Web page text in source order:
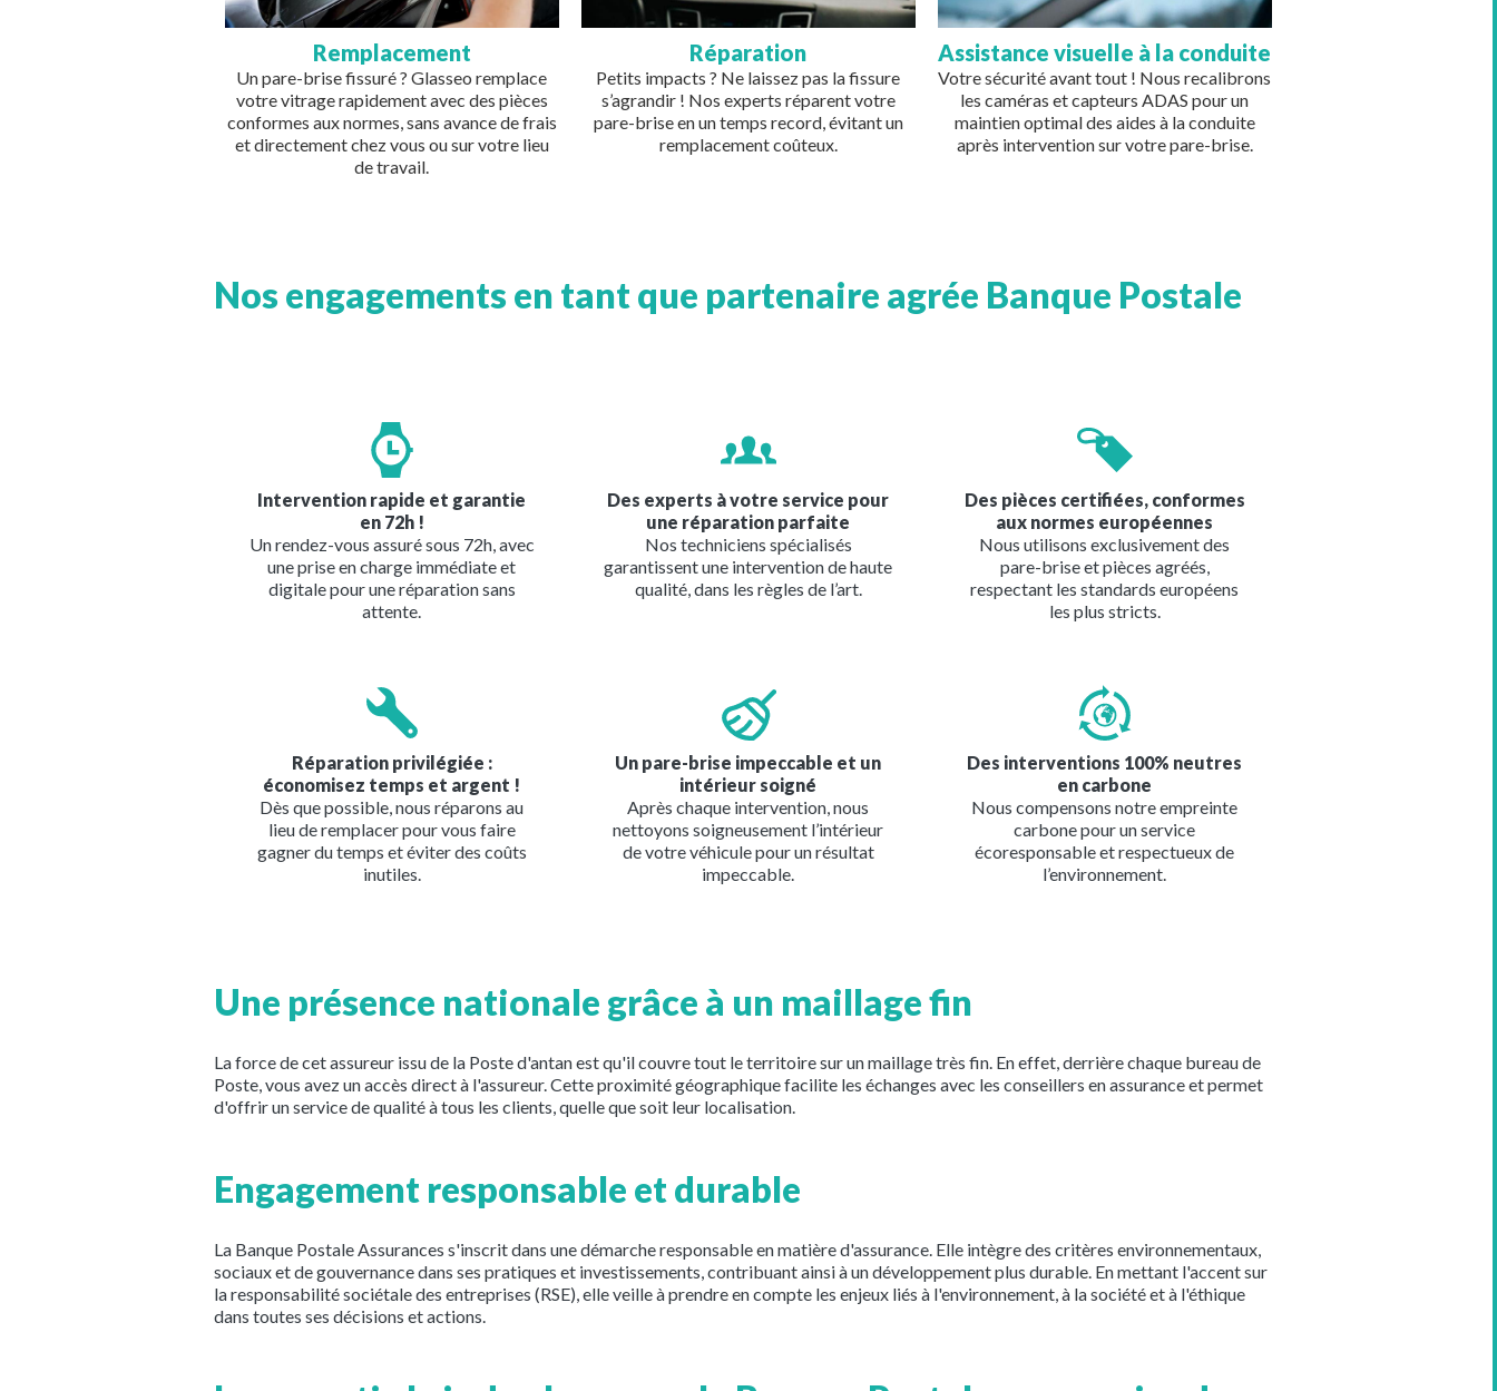
Remplacement
Un pare-brise fissuré ? Glasseo remplace
votre vitrage rapidement avec des pièces
conformes aux normes, sans avance de frais
et directement chez vous ou sur votre lieu
de travail.
Réparation
Petits impacts ? Ne laissez pas la fissure
s’agrandir ! Nos experts réparent votre
pare-brise en un temps record, évitant un
remplacement coûteux.
Assistance visuelle à la conduite
Votre sécurité avant tout ! Nous recalibrons
les caméras et capteurs ADAS pour un
maintien optimal des aides à la conduite
après intervention sur votre pare-brise.
Nos engagements en tant que partenaire agrée Banque Postale
Intervention rapide et garantie
en 72h !
Un rendez-vous assuré sous 72h, avec
une prise en charge immédiate et
digitale pour une réparation sans
attente.
Des experts à votre service pour
une réparation parfaite
Nos techniciens spécialisés
garantissent une intervention de haute
qualité, dans les règles de l’art.
Des pièces certifiées, conformes
aux normes européennes
Nous utilisons exclusivement des
pare-brise et pièces agréés,
respectant les standards européens
les plus stricts.
Réparation privilégiée :
économisez temps et argent !
Dès que possible, nous réparons au
lieu de remplacer pour vous faire
gagner du temps et éviter des coûts
inutiles.
Un pare-brise impeccable et un
intérieur soigné
Après chaque intervention, nous
nettoyons soigneusement l’intérieur
de votre véhicule pour un résultat
impeccable.
Des interventions 100% neutres
en carbone
Nous compensons notre empreinte
carbone pour un service
écoresponsable et respectueux de
l’environnement.
Une présence nationale grâce à un maillage fin
La force de cet assureur issu de la Poste d'antan est qu'il couvre tout le territoire sur un maillage très fin. En effet, derrière chaque bureau de
Poste, vous avez un accès direct à l'assureur. Cette proximité géographique facilite les échanges avec les conseillers en assurance et permet
d'offrir un service de qualité à tous les clients, quelle que soit leur localisation.
Engagement responsable et durable
La Banque Postale Assurances s'inscrit dans une démarche responsable en matière d'assurance. Elle intègre des critères environnementaux,
sociaux et de gouvernance dans ses pratiques et investissements, contribuant ainsi à un développement plus durable. En mettant l'accent sur
la responsabilité sociétale des entreprises (RSE), elle veille à prendre en compte les enjeux liés à l'environnement, à la société et à l'éthique
dans toutes ses décisions et actions.